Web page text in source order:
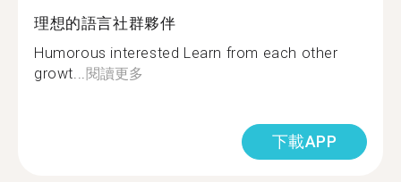
理想的語言社群夥伴
Humorous interested Learn from each other
growt...閱讀更多
下載APP